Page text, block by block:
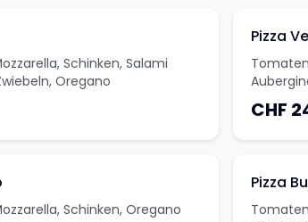
Schinken, Salami
Oregano
Pizza
CHF
Schinken, Oregano
Pizza